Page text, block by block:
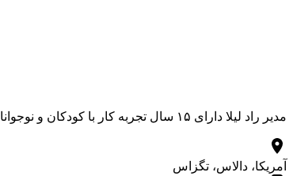
مدیر راد لیلا دارای ۱۵ سال تجربه کار با کودکان و نوجوانان می باشد. درباره مجموعه هنری آموزشی راد آموزش آنلاین شعار ماست.
آمریکا، دالاس، تگزاس